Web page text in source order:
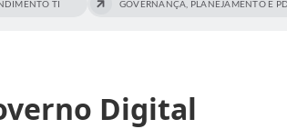
TI GOVERNANÇA, PLANEJAMENTO E
Digital